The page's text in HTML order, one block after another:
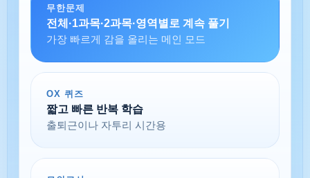
무한문제
전체·1과목·2과목·영역별로 계속 풀기
가장 빠르게 감을 올리는 메인 모드
OX 퀴즈
짧고 빠른 반복 학습
출퇴근이나 자투리 시간용